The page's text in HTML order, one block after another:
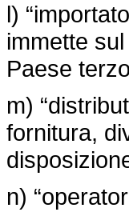
l)
immette
Paese
m)
fornitura,
n)